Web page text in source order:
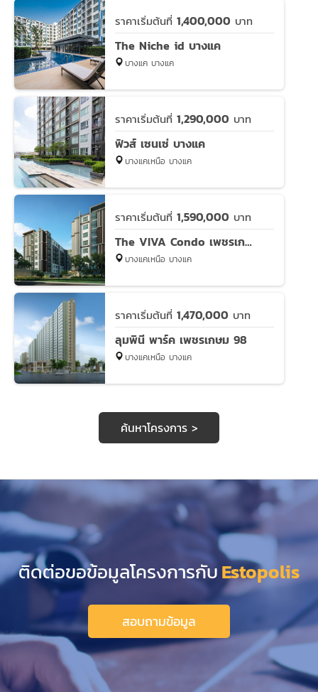
ราคาเริ่มต้นที่ 1,400,000 บาท
The Niche id บางแค
บางแค บางแค
ราคาเริ่มต้นที่ 1,290,000 บาท
ฟิวส์ เซนเซ่ บางแค
บางแคเหนือ บางแค
ราคาเริ่มต้นที่ 1,590,000 บาท
The VIVA Condo เพชรเกษม 68
บางแคเหนือ บางแค
ราคาเริ่มต้นที่ 1,470,000 บาท
ลุมพินี พาร์ค เพชรเกษม 98
บางแคเหนือ บางแค
ค้นหาโครงการ >
ติดต่อขอข้อมูลโครงการกับEstopolis
สอบถามข้อมูล